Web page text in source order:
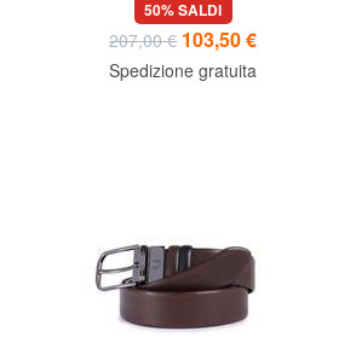
50% SALDI
207,00 € 103,50 €
Spedizione gratuita